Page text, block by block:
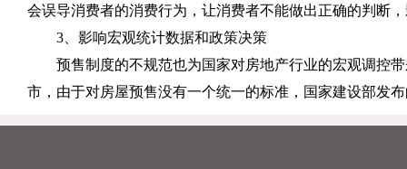
会误导消费者的消费行为，让消费者不能做出正确的判断
3 、影响宏观统计数据和政策决策
预售制度的不规范也为国家对房地产行业的宏观调控
市，由于对房屋预售没有一个统一的标准，国家建设部发